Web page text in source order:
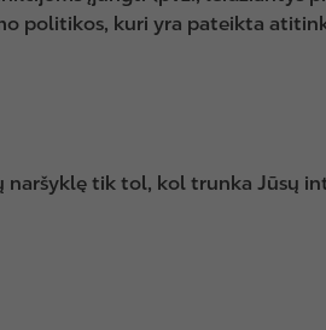
politikos, kuri yra pateikta
naršyklę tik tol, kol trunka Jūsų